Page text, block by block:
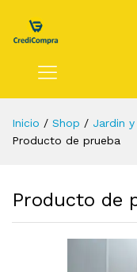
Inicio / Shop / Jardin
Producto de prueba
Producto de